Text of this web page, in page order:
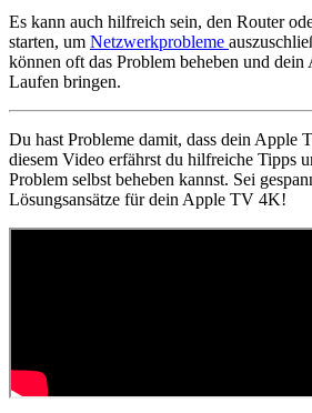
Es kann auch hilfreich sein, den Router
starten, um Netzwerkprobleme
können oft das Problem beheben und
Laufen bringen.
Du hast Probleme damit, dass dein Apple
diesem Video erfährst du hilfreiche Tipps
Problem selbst beheben kannst. Sei
Lösungsansätze für dein Apple TV 4K!